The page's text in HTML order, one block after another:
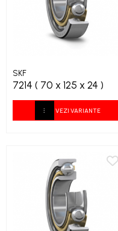
SKF
7214 ( 70 x 125 x 24 )
VEZI VARIANTE